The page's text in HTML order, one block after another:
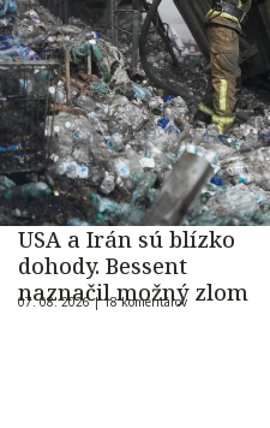
USA a Irán sú blízko
dohody. Bessent
naznačil možný zlom
07. 08. 2026 |18 komentárov